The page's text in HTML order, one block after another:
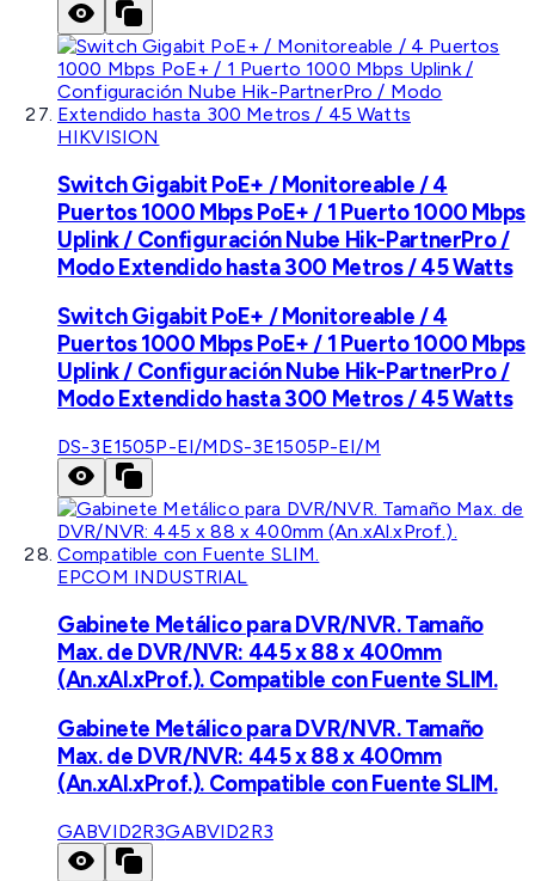
HIKVISION
Switch Gigabit PoE+ / Monitoreable / 4
Puertos 1000 Mbps PoE+ / 1 Puerto 1000 Mbps
Uplink / Configuración Nube Hik-PartnerPro /
Modo Extendido hasta 300 Metros / 45 Watts
Switch Gigabit PoE+ / Monitoreable / 4
Puertos 1000 Mbps PoE+ / 1 Puerto 1000 Mbps
Uplink / Configuración Nube Hik-PartnerPro /
Modo Extendido hasta 300 Metros / 45 Watts
DS-3E1505P-EI/MDS-3E1505P-EI/M
EPCOM INDUSTRIAL
Gabinete Metálico para DVR/NVR. Tamaño
Max. de DVR/NVR: 445 x 88 x 400mm
(An.xAl.xProf.). Compatible con Fuente SLIM.
Gabinete Metálico para DVR/NVR. Tamaño
Max. de DVR/NVR: 445 x 88 x 400mm
(An.xAl.xProf.). Compatible con Fuente SLIM.
GABVID2R3GABVID2R3